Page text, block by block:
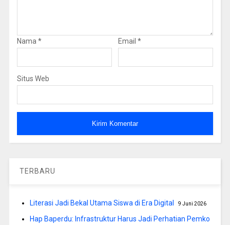
Nama * Email *
Situs Web
TERBARU
Literasi Jadi Bekal Utama Siswa di Era Digital 9 Juni 2026
Hap Baperdu: Infrastruktur Harus Jadi Perhatian Pemko